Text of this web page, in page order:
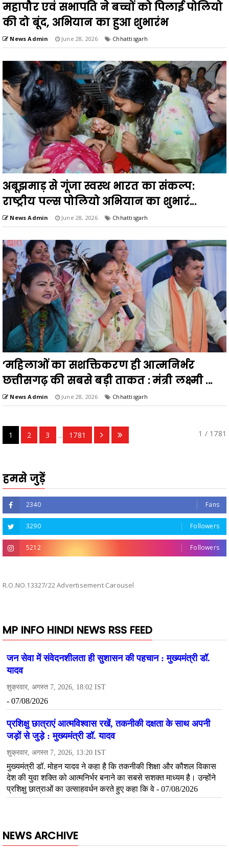
महापौर एवं सभापति ने बच्चों को पिलाई पोलियो
की दो बूंद, अभियान का हुआ शुभारंभ
News Admin June 28, 2026 Chhattisgarh
अबूझमाड़ से गूंजा स्वस्थ भारत का संकल्प:
राष्ट्रीय पल्स पोलियो अभियान का शुभारं...
News Admin June 28, 2026 Chhattisgarh
’महिलाओं का सशक्तिकरण ही आत्मनिर्भर
छत्तीसगढ़ की सबसे बड़ी ताकत : मंत्री लक्ष्मी ...
News Admin June 28, 2026 Chhattisgarh
1 / 1781
1 2 3 ... 1781
हमसे जुड़ें
2340 Fans
3290 Followers
5212 Followers
R.O.NO.13327/22 Advertisement Carousel
MP INFO HINDI NEWS RSS FEED
NEWS ARCHIVE